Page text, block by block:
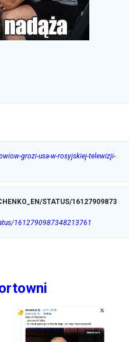
grozi-usa-w-rosyjskiej-telewizji-
STATUS/16127909873
1612790987348213761